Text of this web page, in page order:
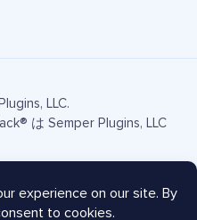
LLC.
は Semper Plugins, LLC
FTC開示
サイトマップ